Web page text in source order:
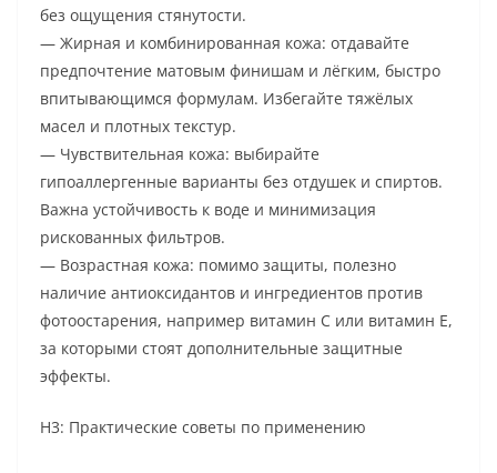
без ощущения стянутости.
— Жирная и комбинированная кожа: отдавайте
предпочтение матовым финишам и лёгким, быстро
впитывающимся формулам. Избегайте тяжёлых
масел и плотных текстур.
— Чувствительная кожа: выбирайте
гипоаллергенные варианты без отдушек и спиртов.
Важна устойчивость к воде и минимизация
рискованных фильтров.
— Возрастная кожа: помимо защиты, полезно
наличие антиоксидантов и ингредиентов против
фотоостарения, например витамин C или витамин E,
за которыми стоят дополнительные защитные
эффекты.
H3: Практические советы по применению